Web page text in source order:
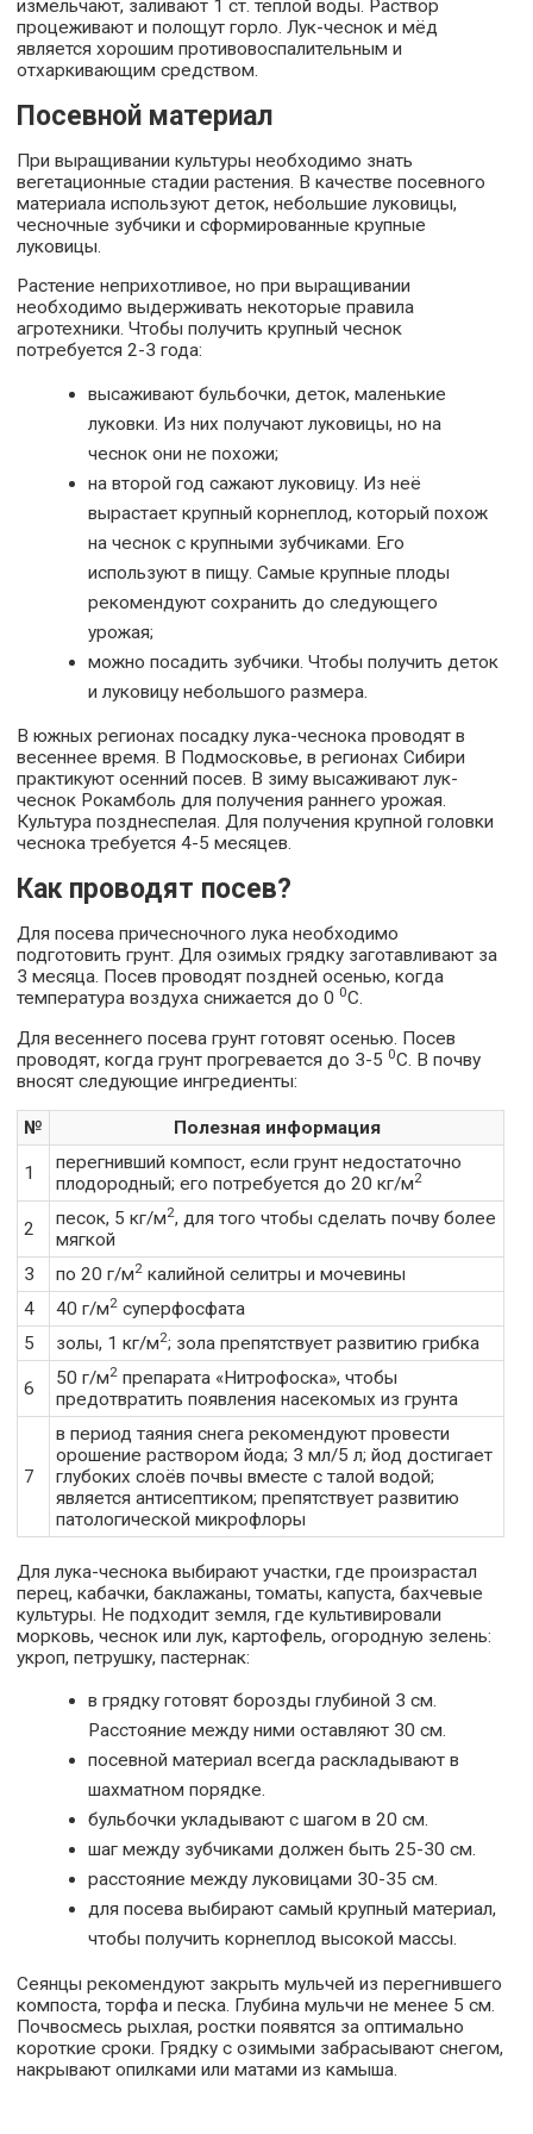
измельчают, заливают 1 ст. тёплой воды. Раствор
процеживают и полощут горло. Лук-чеснок и мёд
является хорошим противовоспалительным и
отхаркивающим средством.
Посевной материал
При выращивании культуры необходимо знать
вегетационные стадии растения. В качестве посевного
материала используют деток, небольшие луковицы,
чесночные зубчики и сформированные крупные
луковицы.
Растение неприхотливое, но при выращивании
необходимо выдерживать некоторые правила
агротехники. Чтобы получить крупный чеснок
потребуется 2-3 года:
высаживают бульбочки, деток, маленькие
луковки. Из них получают луковицы, но на
чеснок они не похожи;
на второй год сажают луковицу. Из неё
вырастает крупный корнеплод, который похож
на чеснок с крупными зубчиками. Его
используют в пищу. Самые крупные плоды
рекомендуют сохранить до следующего
урожая;
можно посадить зубчики. Чтобы получить деток
и луковицу небольшого размера.
В южных регионах посадку лука-чеснока проводят в
весеннее время. В Подмосковье, в регионах Сибири
практикуют осенний посев. В зиму высаживают лук-
чеснок Рокамболь для получения раннего урожая.
Культура позднеспелая. Для получения крупной головки
чеснока требуется 4-5 месяцев.
Как проводят посев?
Для посева причесночного лука необходимо
подготовить грунт. Для озимых грядку заготавливают за
3 месяца. Посев проводят поздней осенью, когда
температура воздуха снижается до 0 0С.
Для весеннего посева грунт готовят осенью. Посев
проводят, когда грунт прогревается до 3-5 0С. В почву
вносят следующие ингредиенты:
№ Полезная информация
1
перегнивший компост, если грунт недостаточно
плодородный; его потребуется до 20 кг/м2
2 песок, 5 кг/м2, для того чтобы сделать почву более
мягкой
3
по 20 г/м2 калийной селитры и мочевины
4
40 г/м2 суперфосфата
5
золы, 1 кг/м2; зола препятствует развитию грибка
6 50 г/м2 препарата «Нитрофоска», чтобы
предотвратить появления насекомых из грунта
7
в период таяния снега рекомендуют провести
орошение раствором йода; 3 мл/5 л; йод достигает
глубоких слоёв почвы вместе с талой водой;
является антисептиком; препятствует развитию
патологической микрофлоры
Для лука-чеснока выбирают участки, где произрастал
перец, кабачки, баклажаны, томаты, капуста, бахчевые
культуры. Не подходит земля, где культивировали
морковь, чеснок или лук, картофель, огородную зелень:
укроп, петрушку, пастернак:
в грядку готовят борозды глубиной 3 см.
Расстояние между ними оставляют 30 см.
посевной материал всегда раскладывают в
шахматном порядке.
бульбочки укладывают с шагом в 20 см.
шаг между зубчиками должен быть 25-30 см.
расстояние между луковицами 30-35 см.
для посева выбирают самый крупный материал,
чтобы получить корнеплод высокой массы.
Сеянцы рекомендуют закрыть мульчей из перегнившего
компоста, торфа и песка. Глубина мульчи не менее 5 см.
Почвосмесь рыхлая, ростки появятся за оптимально
короткие сроки. Грядку с озимыми забрасывают снегом,
накрывают опилками или матами из камыша.